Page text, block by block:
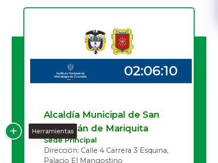
Alcaldía Municipal de San
Sebastián de Mariquita
Sede Principal
Dirección: Calle 4 Carrera 3 Esquina,
Palacio El Mangostino
Herramientas